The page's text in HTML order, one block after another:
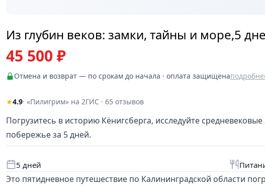
Из глубин веков: замки, тайны и море,5
45 500 ₽
Отмена и возврат — по срокам до начала · оплата защищена
★4.9· «Пилигрим» на 2ГИС · 65 отзывов
Погрузитесь в историю Кёнигсберга, исследуйте
побережье за 5 дней.
5 дней
Это пятидневное путешествие по Калининградской области